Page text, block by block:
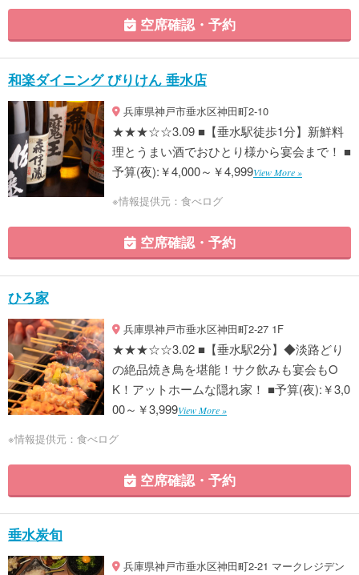
空席確認・予約
和楽ダイニング びりけん 垂水店
兵庫県神戸市垂水区神田町2-10
★★★☆☆3.09 ■【垂水駅徒歩1分】新鮮料
理とうまい酒でおひとり様から宴会まで！ ■
予算(夜):￥4,000～￥4,999View More »
※情報提供元：食べログ
空席確認・予約
ひろ家
兵庫県神戸市垂水区神田町2-27 1F
★★★☆☆3.02 ■【垂水駅2分】◆淡路どり
の絶品焼き鳥を堪能！サク飲みも宴会もO
K！アットホームな隠れ家！ ■予算(夜):￥3,0
00～￥3,999View More »
※情報提供元：食べログ
空席確認・予約
垂水炭旬
兵庫県神戸市垂水区神田町2-21 マークレジデン